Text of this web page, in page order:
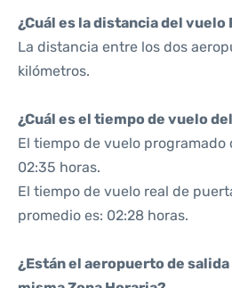
¿Cuál es la distancia del vuelo
La distancia entre los dos
kilómetros.
¿Cuál es el tiempo de vuelo
El tiempo de vuelo programado
02:35 horas.
El tiempo de vuelo real de
promedio es: 02:28 horas.
¿Están el aeropuerto de